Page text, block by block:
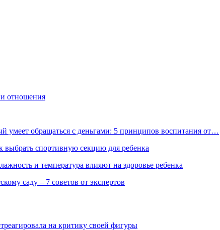
и отношения
умеет обращаться с деньгами: 5 принципов воспитания от…
выбрать спортивную секцию для ребенка
и температура влияют на здоровье ребенка
саду – 7 советов от экспертов
на критику своей фигуры